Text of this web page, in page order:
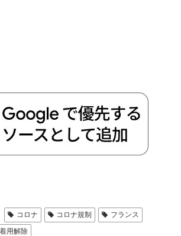
コロナ コロナ規制
フランス
用解除